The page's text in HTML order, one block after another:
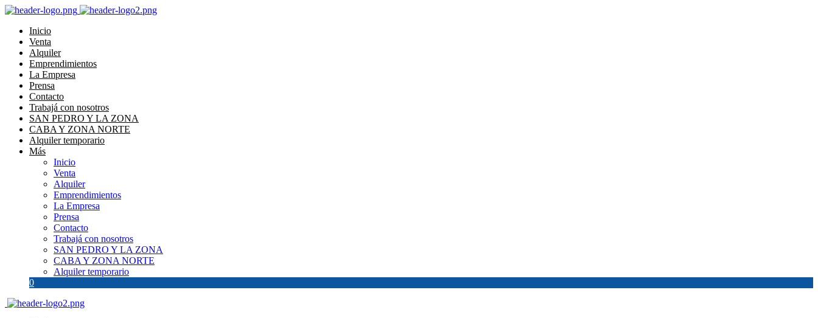
Inicio
Venta
Alquiler
Emprendimientos
La Empresa
Prensa
Contacto
Trabajá con nosotros
SAN PEDRO Y LA ZONA
CABA Y ZONA NORTE
Alquiler temporario
Más
Inicio
Venta
Alquiler
Emprendimientos
La Empresa
Prensa
Contacto
Trabajá con nosotros
SAN PEDRO Y LA ZONA
CABA Y ZONA NORTE
Alquiler temporario
0